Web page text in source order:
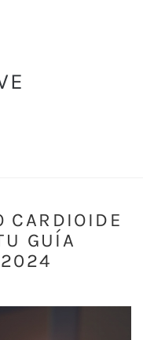
CARDIOIDE
GUÍA